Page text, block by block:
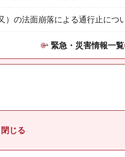
）の法面崩落による通行止につ
緊急・災害情報一覧
閉じる